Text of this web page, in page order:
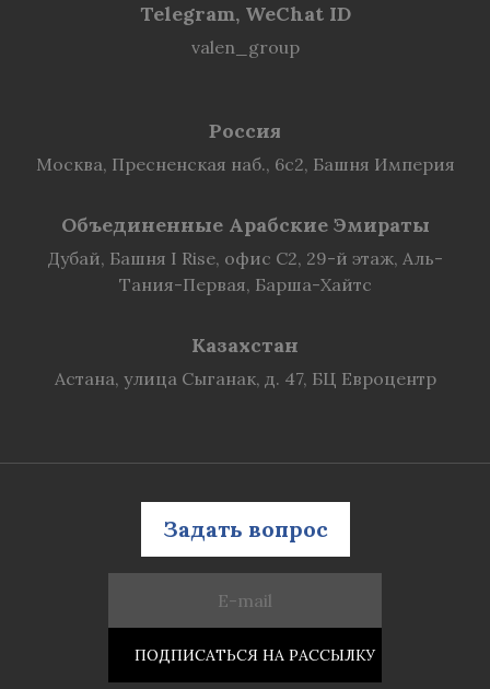
Telegram, WeChat ID
valen_group
Россия
Москва, Пресненская наб., 6с2, Башня Империя
Объединенные Арабские Эмираты
Дубай, Башня I Rise, офис C2, 29-й этаж, Аль-
Тания-Первая, Барша-Хайтс
Казахстан
Астана, улица Сыганак, д. 47, БЦ Евроцентр
Задать вопрос